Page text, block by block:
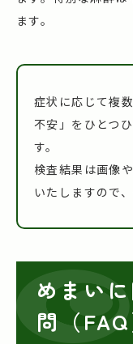
ます。
症状に応じて複
不安」をひとつ
す。
検査結果は画像
いたしますので
めまい
問（FAQ